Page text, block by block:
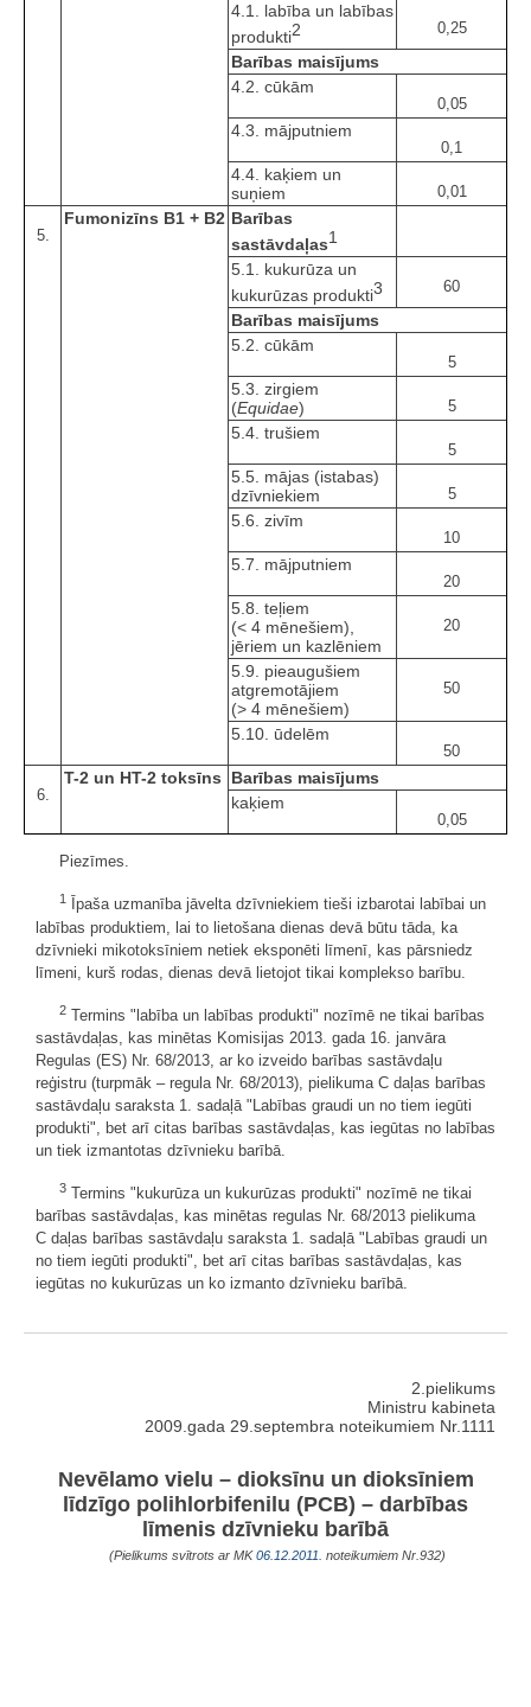
4.1. labība un labības
produkti2 0,25
Barības maisījums
4.2. cūkām
0,05
4.3. mājputniem
0,1
4.4. kaķiem un
suņiem
0,01
5.
Fumonizīns B1 + B2 Barības
sastāvdaļas1
5.1. kukurūza un
kukurūzas produkti3 60
Barības maisījums
5.2. cūkām
5
5.3. zirgiem
(Equidae) 5
5.4. trušiem
5
5.5. mājas (istabas)
dzīvniekiem
5
5.6. zivīm
10
5.7. mājputniem
20
5.8. teļiem
(< 4 mēnešiem),
jēriem un kazlēniem
20
5.9. pieaugušiem
atgremotājiem
(> 4 mēnešiem)
50
5.10. ūdelēm
50
6.
T-2 un HT-2 toksīns
Barības maisījums
kaķiem
0,05
Piezīmes.
1
Īpaša uzmanība jāvelta dzīvniekiem tieši izbarotai labībai un
labības produktiem, lai to lietošana dienas devā būtu tāda, ka
dzīvnieki mikotoksīniem netiek eksponēti līmenī, kas pārsniedz
līmeni, kurš rodas, dienas devā lietojot tikai komplekso barību.
2 Termins "labība un labības produkti" nozīmē ne tikai barības
sastāvdaļas, kas minētas Komisijas 2013. gada 16. janvāra
Regulas (ES) Nr. 68/2013, ar ko izveido barības sastāvdaļu
reģistru (turpmāk – regula Nr. 68/2013), pielikuma C daļas barības
sastāvdaļu saraksta 1. sadaļā "Labības graudi un no tiem iegūti
produkti", bet arī citas barības sastāvdaļas, kas iegūtas no labības
un tiek izmantotas dzīvnieku barībā.
3 Termins "kukurūza un kukurūzas produkti" nozīmē ne tikai
barības sastāvdaļas, kas minētas regulas Nr. 68/2013 pielikuma
C daļas barības sastāvdaļu saraksta 1. sadaļā "Labības graudi un
no tiem iegūti produkti", bet arī citas barības sastāvdaļas, kas
iegūtas no kukurūzas un ko izmanto dzīvnieku barībā.
2.pielikums
Ministru kabineta
2009.gada 29.septembra noteikumiem Nr.1111
Nevēlamo vielu – dioksīnu un dioksīniem
līdzīgo polihlorbifenilu (PCB) – darbības
līmenis dzīvnieku barībā
(Pielikums svītrots ar MK06.12.2011. noteikumiem Nr.932)